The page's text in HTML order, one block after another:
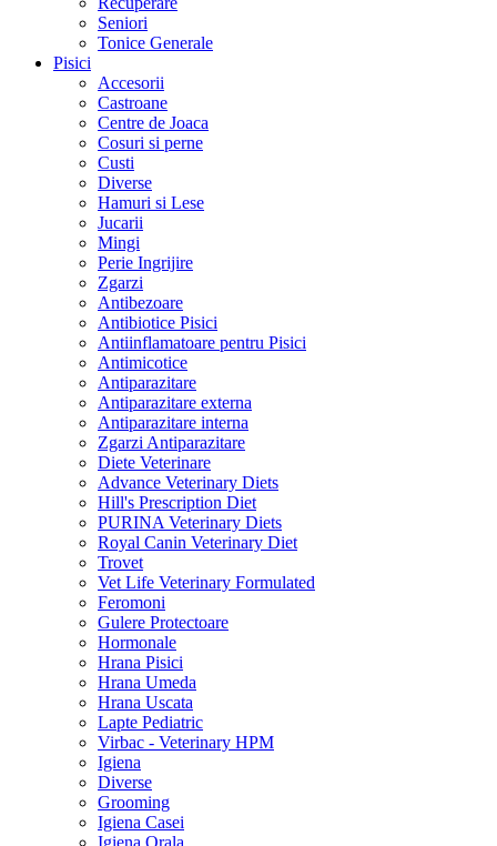
Seniori
Tonice Generale
Pisici
Accesorii
Castroane
Centre de Joaca
Cosuri si perne
Custi
Diverse
Hamuri si Lese
Jucarii
Mingi
Perie Ingrijire
Zgarzi
Antibezoare
Antibiotice Pisici
Antiinflamatoare pentru Pisici
Antimicotice
Antiparazitare
Antiparazitare externa
Antiparazitare interna
Zgarzi Antiparazitare
Diete Veterinare
Advance Veterinary Diets
Hill's Prescription Diet
PURINA Veterinary Diets
Royal Canin Veterinary Diet
Trovet
Vet Life Veterinary Formulated
Feromoni
Gulere Protectoare
Hormonale
Hrana Pisici
Hrana Umeda
Hrana Uscata
Lapte Pediatric
Virbac - Veterinary HPM
Igiena
Diverse
Grooming
Igiena Casei
Igiena Orala